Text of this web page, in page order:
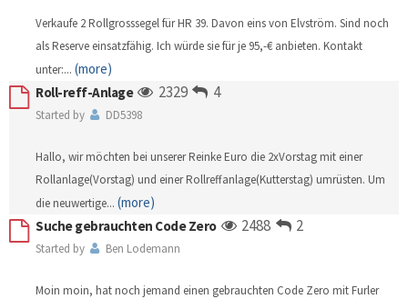
Verkaufe 2 Rollgrosssegel für HR 39. Davon eins von Elvström. Sind noch
als Reserve einsatzfähig. Ich würde sie für je 95,-€ anbieten. Kontakt
unter:... (more)
Roll-reff-Anlage
2329 4
Started by DD5398
Hallo, wir möchten bei unserer Reinke Euro die 2xVorstag mit einer
Rollanlage(Vorstag) und einer Rollreffanlage(Kutterstag) umrüsten. Um
die neuwertige... (more)
Suche gebrauchten Code Zero
2488 2
Started by Ben Lodemann
Moin moin, hat noch jemand einen gebrauchten Code Zero mit Furler